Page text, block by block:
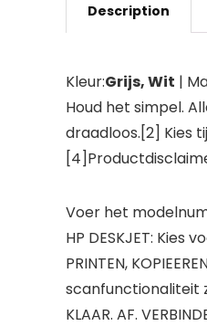
Description
Kleur:Grijs, Wit |
Houd het simpel.
draadloos.[2] Kies
Voer het
HP DESKJET:
PRINTEN,
scanfunctionaliteit
KLAAR. AF.